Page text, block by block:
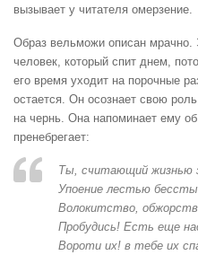
вызывает у читателя омерзение.
Образ вельможи описан
человек, который спит днем,
его время уходит на порочные
остается. Он осознает свою
на чернь. Она напоминает ему
пренебрегает:
Ты, считающий жизнью
Упоение лестью
Волокитство,
Пробудись! Есть еще
Вороти их! в тебе их